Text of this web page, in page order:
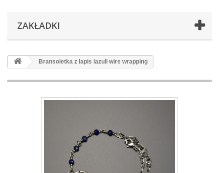
ZAKŁADKI
Bransoletka z lapis lazuli wire wrapping